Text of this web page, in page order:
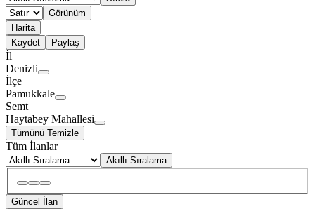
Görünüm
Harita
Kaydet
Paylaş
İl
Denizli
İlçe
Pamukkale
Semt
Haytabey Mahallesi
Tümünü Temizle
Tüm İlanlar
Akıllı Sıralama
Güncel İlan